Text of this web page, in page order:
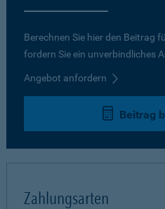
Berechnen Sie hier den Beitrag
fordern Sie ein unverbindliches
Angebot anfordern
Beitrag
Zahlungsarten